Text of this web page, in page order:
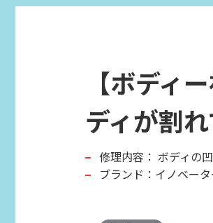
【ボディ
ディが割
修理内容： ボディの
ブランド：イノベー